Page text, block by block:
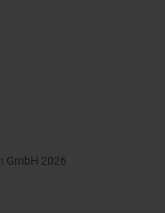
GmbH 2026